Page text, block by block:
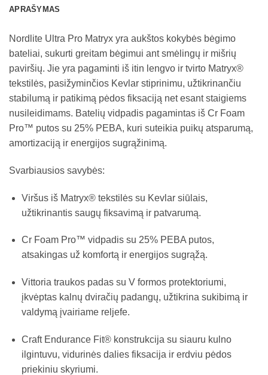
APRAŠYMAS
Nordlite Ultra Pro Matryx yra aukštos kokybės bėgimo
bateliai, sukurti greitam bėgimui ant smėlingų ir mišrių
paviršių. Jie yra pagaminti iš itin lengvo ir tvirto Matryx®
tekstilės, pasižyminčios Kevlar stiprinimu, užtikrinančiu
stabilumą ir patikimą pėdos fiksaciją net esant staigiems
nusileidimams. Batelių vidpadis pagamintas iš Cr Foam
Pro™ putos su 25% PEBA, kuri suteikia puikų atsparumą,
amortizaciją ir energijos sugrąžinimą.
Svarbiausios savybės:
Viršus iš Matryx® tekstilės su Kevlar siūlais,
užtikrinantis saugų fiksavimą ir patvarumą.
Cr Foam Pro™ vidpadis su 25% PEBA putos,
atsakingas už komfortą ir energijos sugrąžą.
Vittoria traukos padas su V formos protektoriumi,
įkvėptas kalnų dviračių padangų, užtikrina sukibimą ir
valdymą įvairiame reljefe.
Craft Endurance Fit® konstrukcija su siauru kulno
ilgintuvu, vidurinės dalies fiksacija ir erdviu pėdos
priekiniu skyriumi.